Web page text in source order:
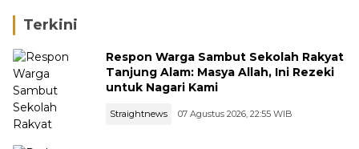
September
Terkini
Respon Warga Sambut Sekolah Rakyat
Tanjung Alam: Masya Allah, Ini Rezeki
untuk Nagari Kami
Straightnews 07 Agustus 2026, 22:55 WIB